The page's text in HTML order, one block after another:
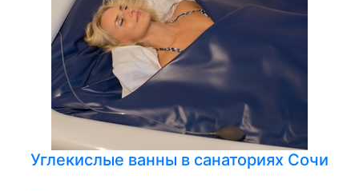
Углекислые ванны в санаториях Сочи